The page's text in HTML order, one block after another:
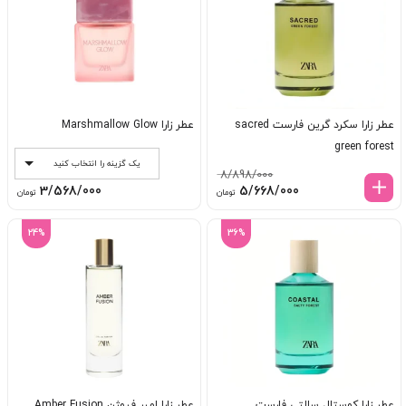
عطر زارا سکرد گرین فارست sacred
green forest
8/898/000
قیمت
8/898/000 تومان
بود.
5/668/000 تومانقیمت
عطر زارا Marshmallow Glow
یک گزینه را انتخاب کنید
3/568/000 تومان
36%
24%